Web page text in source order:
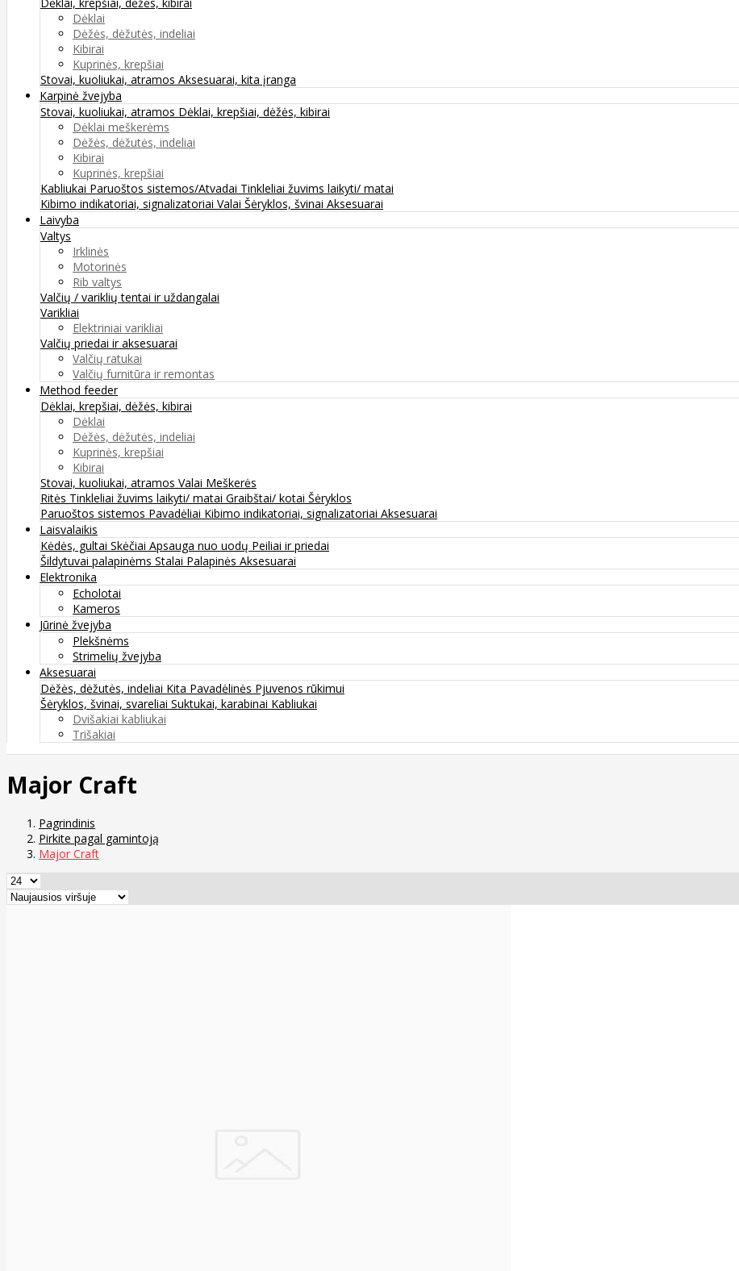
Dėklai
Dėžės, dėžutės, indeliai
Kibirai
Kuprinės, krepšiai
Stovai, kuoliukai, atramos Aksesuarai, kita įranga
Karpinė žvejyba
Stovai, kuoliukai, atramos Dėklai, krepšiai, dėžės, kibirai
Dėklai meškerėms
Dėžės, dėžutės, indeliai
Kibirai
Kuprinės, krepšiai
Kabliukai Paruoštos sistemos/Atvadai Tinkleliai žuvims laikyti/ matai
Kibimo indikatoriai, signalizatoriai Valai Šėryklos, švinai Aksesuarai
Laivyba
Valtys
Irklinės
Motorinės
Rib valtys
Valčių / variklių tentai ir uždangalai
Varikliai
Elektriniai varikliai
Valčių priedai ir aksesuarai
Valčių ratukai
Valčių furnitūra ir remontas
Method feeder
Dėklai, krepšiai, dėžės, kibirai
Dėklai
Dėžės, dėžutės, indeliai
Kuprinės, krepšiai
Kibirai
Stovai, kuoliukai, atramos Valai Meškerės
Ritės Tinkleliai žuvims laikyti/ matai Graibštai/ kotai Šėryklos
Paruoštos sistemos Pavadėliai Kibimo indikatoriai, signalizatoriai Aksesuarai
Laisvalaikis
Kėdės, gultai Skėčiai Apsauga nuo uodų Peiliai ir priedai
Šildytuvai palapinėms Stalai Palapinės Aksesuarai
Elektronika
Echolotai
Kameros
Jūrinė žvejyba
Plekšnėms
Strimelių žvejyba
Aksesuarai
Dėžės, dėžutės, indeliai Kita Pavadėlinės Pjuvenos rūkimui
Šėryklos, švinai, svareliai Suktukai, karabinai Kabliukai
Dvišakiai kabliukai
Trišakiai
Major Craft
Pagrindinis
Pirkite pagal gamintoją
Major Craft